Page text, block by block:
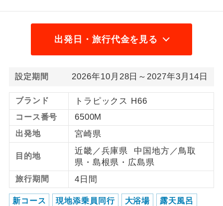
出発日・旅行代金を見る
設定期間 2026年10月28日～2027年3月14日
ブランド トラピックス H66
コース番号 6500M
出発地 宮崎県
目的地
近畿／兵庫県 中国地方／鳥取
県・島根県・広島県
旅行期間 4日間
新コース 現地添乗員同行 大浴場 露天風呂
おひとり様参
おひとり様限定でご参加いただけるコー
スです。
コースです。
ご夫婦限定
ご夫婦限定でご参加いただけるコースで
す。
女性限定
女性限定でご参加いただけるコースで
す。
年齢制限あり
ご参加にあたり年齢に制限があるコース
です。
航空会社指定
利用航空会社が指定なので、ご出発の計
画にとても便利です。